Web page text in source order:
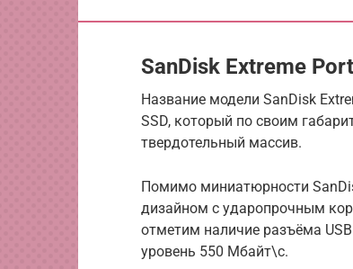
SanDisk Extreme
Название модели SanDisk
SSD, который по своим
твердотельный массив.
Помимо миниатюрности
дизайном с ударопрочным
отметим наличие разъёма
уровень 550 Мбайт\с.